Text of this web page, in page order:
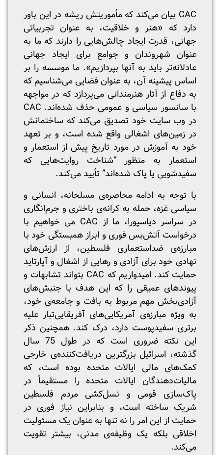
CAC بیان می‌کند که مأموریتش ریشه در این باور
دارد که «هنر و خلاقیت، به عنوان تجربیاتی
جهانی، قدرت ایجاد چالش‌هایی را دارند که ما به
عنوان شهروندان و جوامع برای ایجاد جهانی
عادلانه‌تر باید به آنها بپردازیم». ما موسسه را بر
اساس پیشینه آن، به عنوان فضایی می‌شناسیم که
به دفاع از آثار هنرمندانی می‌پردازد که در مواجهه
با سانسور سیاسی و عمومی حذف شده‌اند. CAC
در وب سایت خود تصدیق می‌کند که ساختمانش
در زمین‌های اشغالی واقع شده است، و بر تعهد
خود به آموزش در مورد تاریخ پیش از استعمار و
استعمار به منظور “شناخت روایت‌هایی که
سفیدشویی یا پاک شد‌ه‌اند” تأیید می‌کند.
با توجه به ادامه محاصره‌ی مسلحانه، انسانی و
سیاسی غزه، حمله به کرانه‌ی باختری و جرم‌انگاری
در سراسر دیاسپورا، ما از CAC می خواهیم با
درخواست آتش‌بس فوری و ابراز همبستگی خود با
مبارزه‌ی ضد‌استعماری فلسطین، از ارزش‌های
نهادی خود برای آزادی و رهایی از اشغال و آپارتاید
حمایت کند. امیدواریم که CAC بتواند تشابهات و
پیوندهای عمیقی را که این هدف با جنبش‌های
آزادی‌بخش مهم مربوط به بافت و جامعه‌ی خود،
به ویژه مبارزه‌ی آمریکایی‌های آفریقایی‌تبار علیه
برتری سفیدپوست دارد، درک کند. همچنین ذکر
این نکته ضروری است که در طول 75 سال
گذشته، اسرائیل بزرگترین دریافت‌کننده‌ی خارجی
کمک‌های مالی ایالات متحده بوده است، که
مالیات‌دهندگان ایالات متحده را مستقیماً در
پاک‌سازی قومی و نسل‌کشی مردم فلسطین
شریک ساخته است، و بنابراین نیاز فوری در
حمایت از این امر را نه تنها به عنوان یک مسئولیت
اخلاقی بلکه یک وظیفه‌ی مدنی، بیشتر تقویت
می‌کند.